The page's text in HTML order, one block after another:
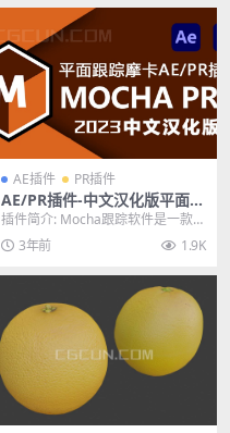
AE插件 PR插件
AE/PR插件-中文汉化版平面跟
踪插件 Mocha Pro 2023 v10.
0.0 Win一键安装版
插件简介: Mocha跟踪软件是一款用
于视频跟踪和视觉效果合成的专业
软件，可帮助...
3年前 1.9K